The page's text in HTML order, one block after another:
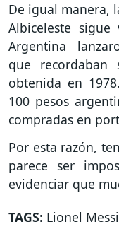
De igual manera,
Albiceleste
Argentina
que
obtenida en
100 pesos
compradas en
Por esta razón,
parece ser
evidenciar que
TAGS: Lionel Messi